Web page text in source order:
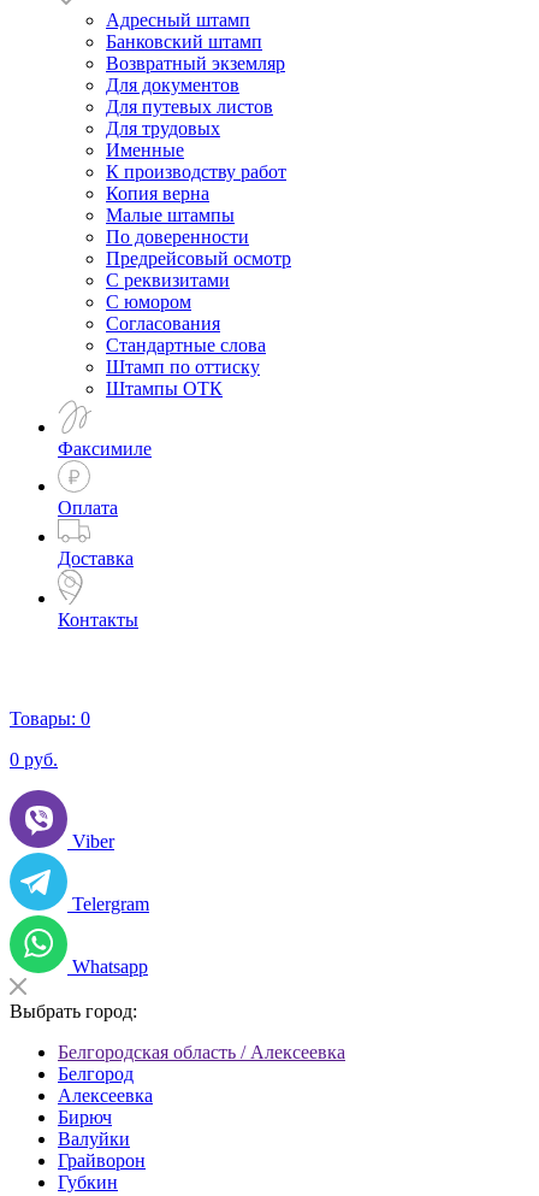
Адресный штамп
Банковский штамп
Возвратный экземляр
Для документов
Для путевых листов
Для трудовых
Именные
К производству работ
Копия верна
Малые штампы
По доверенности
Предрейсовый осмотр
С реквизитами
С юмором
Согласования
Стандартные слова
Штамп по оттиску
Штампы ОТК
Факсимиле
Оплата
Доставка
Контакты
Товары: 0
0 руб.
Viber
Telergram
Whatsapp
Выбрать город:
Белгородская область / Алексеевка
Белгород
Алексеевка
Бирюч
Валуйки
Грайворон
Губкин